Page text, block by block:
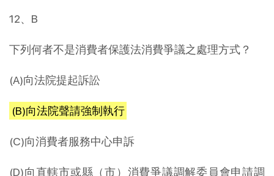
12、B
下列何者不是消費者保護法消費爭議之處理方式？
(A)向法院提起訴訟
(B)向法院聲請強制執行
(C)向消費者服務中心申訴
(D)向直轄市或縣（市）消費爭議調解委員會申請調